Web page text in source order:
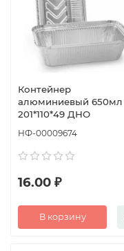
Контейнер
алюминиевый 650мл
201*110*49 ДНО
НФ-00009674
16.00 ₽
В корзину